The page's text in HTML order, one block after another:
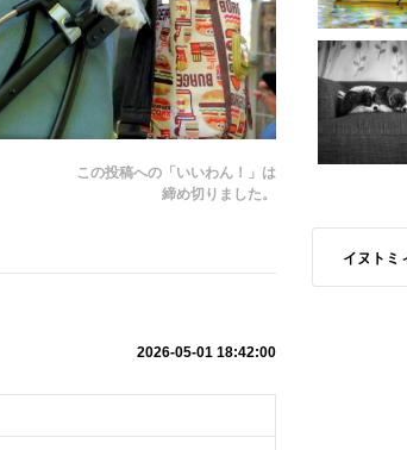
この投稿への「いいわん！」は
締め切りました。
2026-05-01 18:42:00
イヌトミ